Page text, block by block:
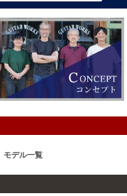
モデル一覧